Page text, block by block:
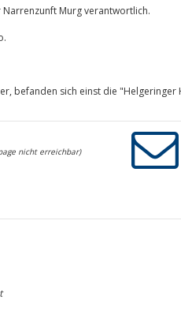
Murg verantwortlich.
befanden sich einst die "Helgeringer
nicht erreichbar)